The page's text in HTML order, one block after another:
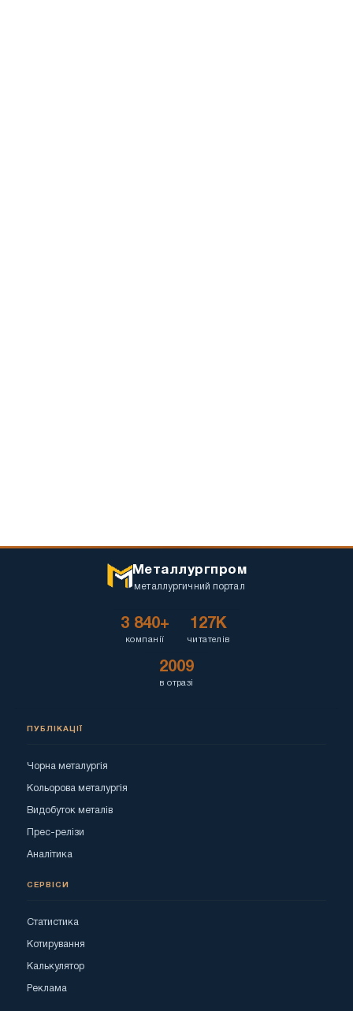
Металлургпром
металлургичний портал
3 840+
компанії
127K
читателів
2009
в отразі
ПУБЛІКАЦІЇ
Чорна металургія
Кольорова металургія
Видобуток металів
Прес-релізи
Аналітика
СЕРВІСИ
Статистика
Котирування
Калькулятор
Реклама